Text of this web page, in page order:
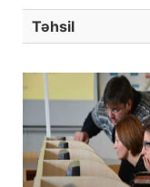
Təhsil